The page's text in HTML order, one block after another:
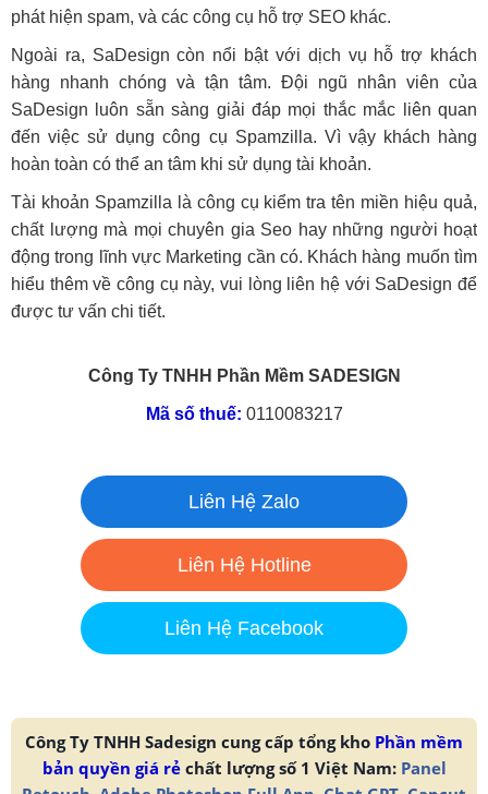
phát hiện spam, và các công cụ hỗ trợ SEO khác.
Ngoài ra, SaDesign còn nổi bật với dịch vụ hỗ trợ khách
hàng nhanh chóng và tận tâm. Đội ngũ nhân viên của
SaDesign luôn sẵn sàng giải đáp mọi thắc mắc liên quan
đến việc sử dụng công cụ Spamzilla. Vì vậy khách hàng
hoàn toàn có thể an tâm khi sử dụng tài khoản.
Tài khoản Spamzilla là công cụ kiểm tra tên miền hiệu quả,
chất lượng mà mọi chuyên gia Seo hay những người hoạt
động trong lĩnh vực Marketing cần có. Khách hàng muốn tìm
hiểu thêm về công cụ này, vui lòng liên hệ với SaDesign để
được tư vấn chi tiết.
Công Ty TNHH Phần Mềm SADESIGN
Mã số thuế: 0110083217
Liên Hệ Zalo
Liên Hệ Hotline
Liên Hệ Facebook
Công Ty TNHH Sadesign cung cấp tổng kho Phần mềm
bản quyền giá rẻchất lượng số 1 Việt Nam: Panel